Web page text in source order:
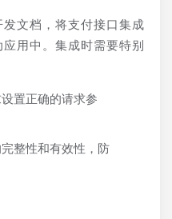
文档，将支付接口集成
用中。集成时需要特别
置正确的请求参
整性和有效性，防